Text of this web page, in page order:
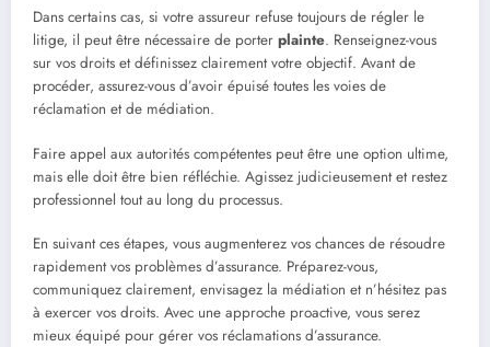
Dans certains cas, si votre assureur refuse toujours de régler le
litige, il peut être nécessaire de porter plainte. Renseignez-vous
sur vos droits et définissez clairement votre objectif. Avant de
procéder, assurez-vous d’avoir épuisé toutes les voies de
réclamation et de médiation.
Faire appel aux autorités compétentes peut être une option ultime,
mais elle doit être bien réfléchie. Agissez judicieusement et restez
professionnel tout au long du processus.
En suivant ces étapes, vous augmenterez vos chances de résoudre
rapidement vos problèmes d’assurance. Préparez-vous,
communiquez clairement, envisagez la médiation et n’hésitez pas
à exercer vos droits. Avec une approche proactive, vous serez
mieux équipé pour gérer vos réclamations d’assurance.